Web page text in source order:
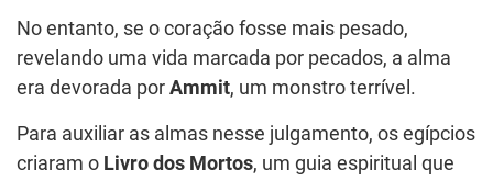
No entanto, se o coração fosse mais pesado,
revelando uma vida marcada por pecados, a alma
era devorada por Ammit, um monstro terrível.
Para auxiliar as almas nesse julgamento, os egípcios
criaram o Livro dos Mortos, um guia espiritual que